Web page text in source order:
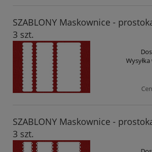
SZABLONY Maskownice -
3 szt.
Wysyłka
SZABLONY Maskownice -
3 szt.